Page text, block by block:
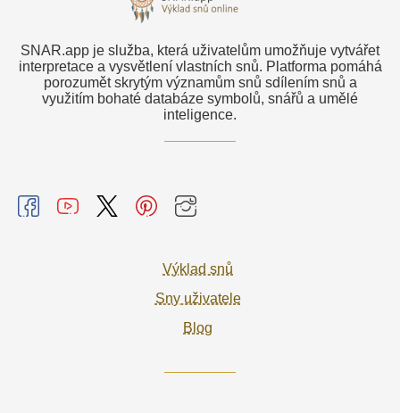
SNAR.app je služba, která uživatelům umožňuje vytvářet
interpretace a vysvětlení vlastních snů. Platforma pomáhá
porozumět skrytým významům snů sdílením snů a
využitím bohaté databáze symbolů, snářů a umělé
inteligence.
Výklad snů
Sny uživatele
Blog